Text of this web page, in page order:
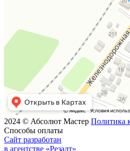
2024 © Абсолют Мастер Политика
Способы оплаты
Сайт разработан
в агентстве «Резалт»